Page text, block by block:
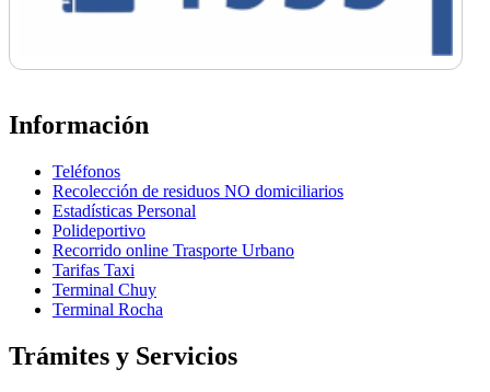
Información
Teléfonos
Recolección de residuos NO domiciliarios
Estadísticas Personal
Polideportivo
Recorrido online Trasporte Urbano
Tarifas Taxi
Terminal Chuy
Terminal Rocha
Trámites y Servicios